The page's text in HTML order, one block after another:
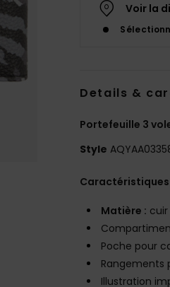
Voir la
Details &
Portefeuille 3
Style
Caractéristiques
Matière :
Poche pour
Rangements
Illustration